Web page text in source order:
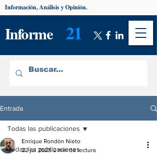
Informe 21
Información, Análisis y Opinión.
Entrada
Todas las publicaciones
Todas las publicaciones
Enrique Rondón Nieto
22 jul 2025 2 min de lectura